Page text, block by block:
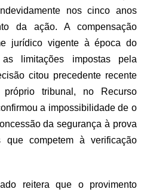
nos cinco anos
da ação. A compensação
jurídico vigente à época do
limitações impostas pela
citou precedente recente
tribunal, no Recurso
a impossibilidade de o
da segurança à prova
que competem à verificação
reitera que o provimento